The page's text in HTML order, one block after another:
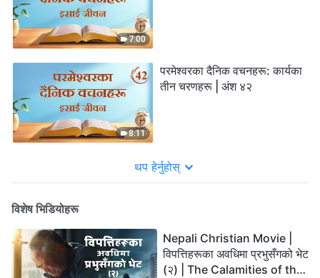
7:00
8:11
परमेश्‍वरका दैनिक वचनहरू: कार्यका
तीन चरणहरू | अंश ४२
थप हेर्नुहोस्
विशेष भिडियोहरू
Nepali Christian Movie |
विपत्तिहरूका अवधिमा प्रभुसँगको भेट
(२) | The Calamities of the